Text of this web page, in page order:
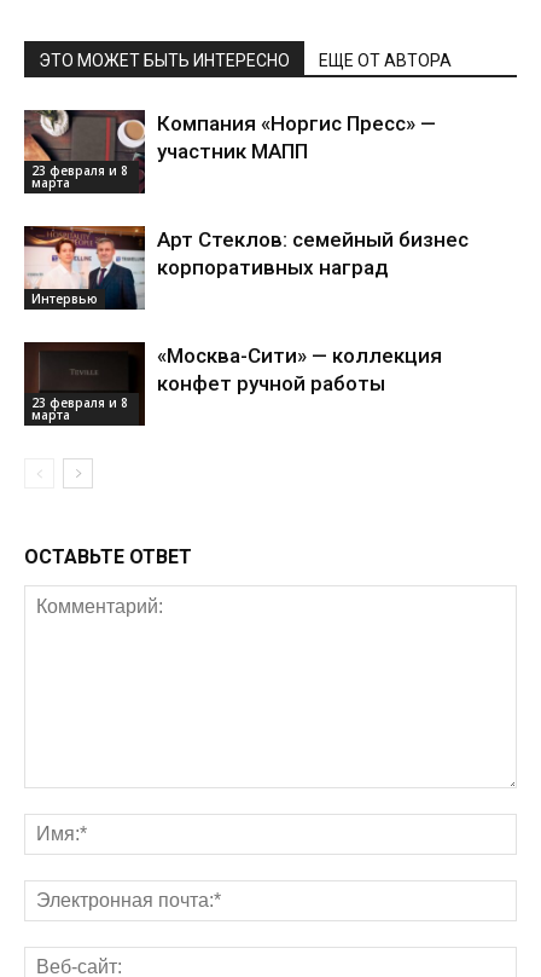
ЭТО МОЖЕТ БЫТЬ ИНТЕРЕСНО ЕЩЕ ОТ АВТОРА
23 февраля и 8
марта
Компания «Норгис Пресс» —
участник МАПП
Интервью
Арт Стеклов: семейный бизнес
корпоративных наград
23 февраля и 8
марта
«Москва-Сити» — коллекция
конфет ручной работы
ОСТАВЬТЕ ОТВЕТ